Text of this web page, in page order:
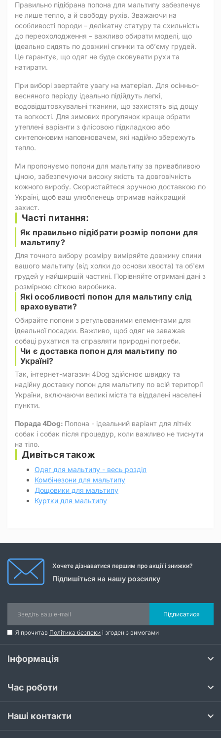
Правильно підібрана попона для мальтипу забезпечує
не лише тепло, а й свободу рухів. Зважаючи на
особливості породи – делікатну статуру та схильність
до переохолодження – важливо обирати моделі, що
ідеально сидять по довжині спинки та об’єму грудей.
Це гарантує, що одяг не буде сковувати рухи та
натирати.
При виборі звертайте увагу на матеріал. Для осінньо-
весняного періоду ідеально підійдуть легкі,
водовідштовхувальні тканини, що захистять від дощу
та вогкості. Для зимових прогулянок краще обрати
утеплені варіанти з флісовою підкладкою або
синтепоновим наповнювачем, які надійно збережуть
тепло.
Ми пропонуємо попони для мальтипу за привабливою
ціною, забезпечуючи високу якість та довговічність
кожного виробу. Скористайтеся зручною доставкою по
Україні, щоб ваш улюбленець отримав найкращий
захист.
Часті питання:
Як правильно підібрати розмір попони для
мальтипу?
Для точного вибору розміру виміряйте довжину спини
вашого мальтипу (від холки до основи хвоста) та об'єм
грудей у найширшій частині. Порівняйте отримані дані з
розмірною сіткою виробника.
Які особливості попон для мальтипу слід
враховувати?
Обирайте попони з регульованими елементами для
ідеальної посадки. Важливо, щоб одяг не заважав
собаці рухатися та справляти природні потреби.
Чи є доставка попон для мальтипу по
Україні?
Так, інтернет-магазин 4Dog здійснює швидку та
надійну доставку попон для мальтипу по всій території
України, включаючи великі міста та віддалені населені
пункти.
Порада 4Dog: Попона - ідеальний варіант для літніх
собак і собак після процедур, коли важливо не тиснути
на тіло.
Дивіться також
Одяг для мальтипу - весь розділ
Комбінезони для мальтипу
Дощовики для мальтипу
Куртки для мальтипу
Хочете дізнаватися першим про акції і знижки?
Підпишіться на нашу розсилку
Підписатися
Я прочитав Політика безпеки і згоден з вимогами
Інформація
Час роботи
Наші контакти